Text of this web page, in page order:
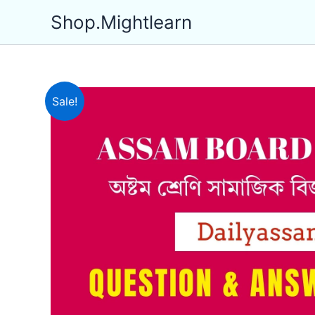
content
Shop.Mightlearn
Sale!